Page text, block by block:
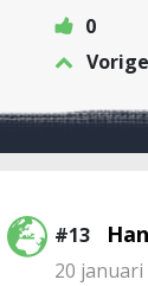
0
#13
20 januari